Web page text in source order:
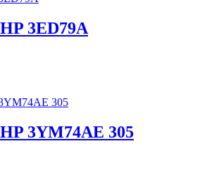
3ED79A
3YM74AE 305